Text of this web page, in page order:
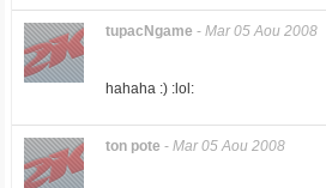
tupacNgame - Mar 05 Aou 2008
hahaha :) :lol:
ton pote - Mar 05 Aou 2008